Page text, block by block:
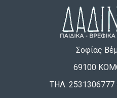
Σοφίας
69100
ΤΗΛ: 2531306777